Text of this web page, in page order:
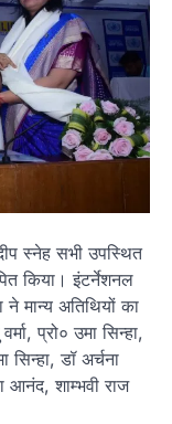
स्नेह सभी उपस्थित
किया। इंटर्नेशनल
मान्य अतिथियों का
प्रो० उमा सिन्हा,
सिन्हा, डॉ अर्चना
आनंद, शाम्भवी राज